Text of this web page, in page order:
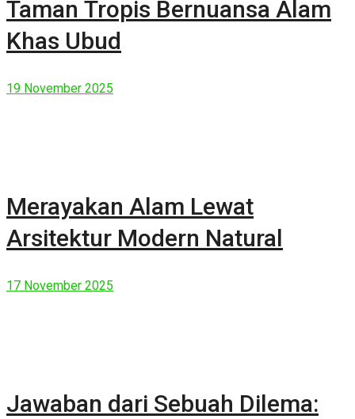
Taman Tropis Bernuansa Alam
Khas Ubud
19 November 2025
Merayakan Alam Lewat
Arsitektur Modern Natural
17 November 2025
Jawaban dari Sebuah Dilema: